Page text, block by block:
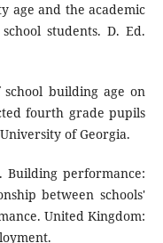
age and the academic
students. D. Ed.
school building age on
fourth grade pupils
of Georgia.
Building performance:
between schools'
United Kingdom: